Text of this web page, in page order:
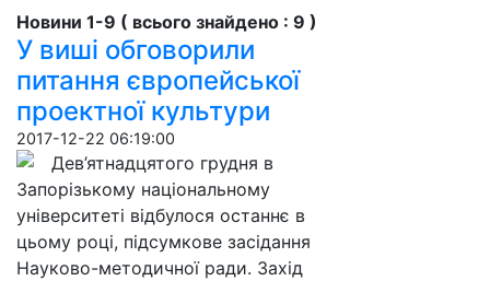
Новини 1-9 ( всього знайдено : 9 )
У виші обговорили
питання європейської
проектної культури
2017-12-22 06:19:00
Дев’ятнадцятого грудня в
Запорізькому національному
університеті відбулося останнє в
цьому році, підсумкове засідання
Науково-методичної ради. Захід